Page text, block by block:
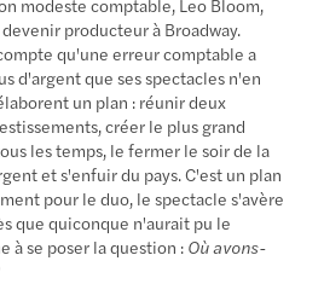
producteur à Broadway.
qu'une erreur comptable a
d'argent que ses spectacles n'en
un plan : réunir deux
créer le plus grand
les temps, le fermer le soir de la
et s'enfuir du pays. C'est un plan
pour le duo, le spectacle s'avère
que quiconque n'aurait pu le
à se poser la question : Où avons-